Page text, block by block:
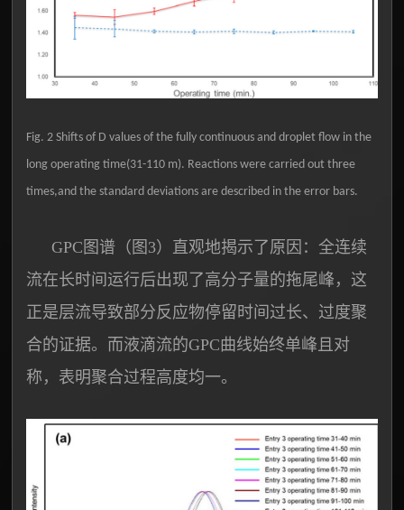
Fig. 2 Shifts of D values of the fully continuous and droplet flow in the
long operating time(31-110 m). Reactions were carried out three
times,and the standard deviations are described in the error bars.
GPC图谱（图3）直观地揭示了原因：全连续
流在长时间运行后出现了高分子量的拖尾峰，这
正是层流导致部分反应物停留时间过长、过度聚
合的证据。而液滴流的GPC曲线始终单峰且对
称，表明聚合过程高度均一。